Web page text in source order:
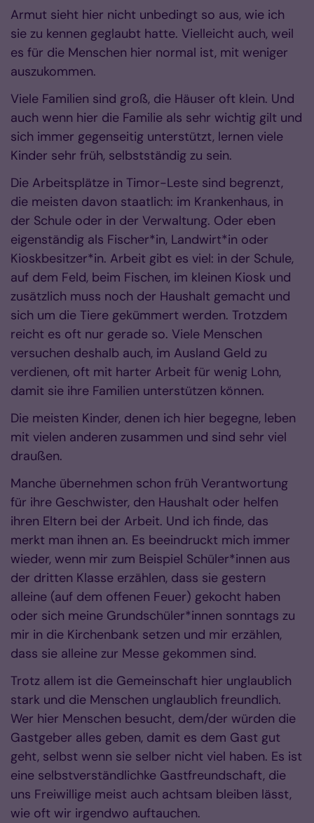
Armut sieht hier nicht unbedingt so aus, wie ich
sie zu kennen geglaubt hatte. Vielleicht auch, weil
es für die Menschen hier normal ist, mit weniger
auszukommen.
Viele Familien sind groß, die Häuser oft klein. Und
auch wenn hier die Familie als sehr wichtig gilt und
sich immer gegenseitig unterstützt, lernen viele
Kinder sehr früh, selbstständig zu sein.
Die Arbeitsplätze in Timor-Leste sind begrenzt,
die meisten davon staatlich: im Krankenhaus, in
der Schule oder in der Verwaltung. Oder eben
eigenständig als Fischer*in, Landwirt*in oder
Kioskbesitzer*in. Arbeit gibt es viel: in der Schule,
auf dem Feld, beim Fischen, im kleinen Kiosk und
zusätzlich muss noch der Haushalt gemacht und
sich um die Tiere gekümmert werden. Trotzdem
reicht es oft nur gerade so. Viele Menschen
versuchen deshalb auch, im Ausland Geld zu
verdienen, oft mit harter Arbeit für wenig Lohn,
damit sie ihre Familien unterstützen können.
Die meisten Kinder, denen ich hier begegne, leben
mit vielen anderen zusammen und sind sehr viel
draußen.
Manche übernehmen schon früh Verantwortung
für ihre Geschwister, den Haushalt oder helfen
ihren Eltern bei der Arbeit. Und ich finde, das
merkt man ihnen an. Es beeindruckt mich immer
wieder, wenn mir zum Beispiel Schüler*innen aus
der dritten Klasse erzählen, dass sie gestern
alleine (auf dem offenen Feuer) gekocht haben
oder sich meine Grundschüler*innen sonntags zu
mir in die Kirchenbank setzen und mir erzählen,
dass sie alleine zur Messe gekommen sind.
Trotz allem ist die Gemeinschaft hier unglaublich
stark und die Menschen unglaublich freundlich.
Wer hier Menschen besucht, dem/der würden die
Gastgeber alles geben, damit es dem Gast gut
geht, selbst wenn sie selber nicht viel haben. Es ist
eine selbstverständlichke Gastfreundschaft, die
uns Freiwillige meist auch achtsam bleiben lässt,
wie oft wir irgendwo auftauchen.